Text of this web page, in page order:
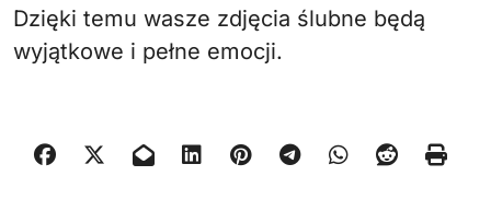
Dzięki temu wasze zdjęcia ślubne będą
wyjątkowe i pełne emocji.